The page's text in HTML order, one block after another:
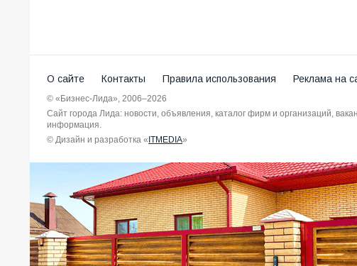
О сайте Контакты Правила использования Реклама на
© «Бизнес-Лида», 2006–2026
Сайт города Лида: новости, объявления, каталог фирм и организаций,
информация.
© Дизайн и разработка «ITMEDIA»